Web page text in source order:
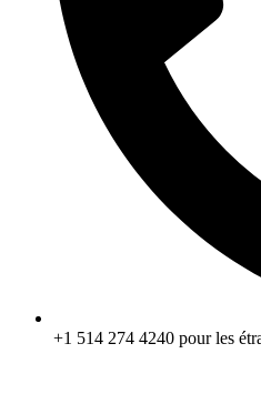
+1 514 274 4240 pour les